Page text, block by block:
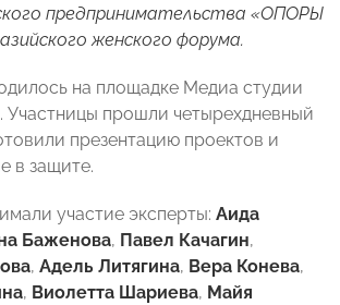
предпринимательства «ОПОРЫ
женского форума.
на площадке Медиа студии
Участницы прошли четырехдневный
презентацию проектов и
в защите.
участие эксперты: Аида
Баженова, Павел Качагин,
, Адель Литягина, Вера Конева,
, Виолетта Шариева, Майя